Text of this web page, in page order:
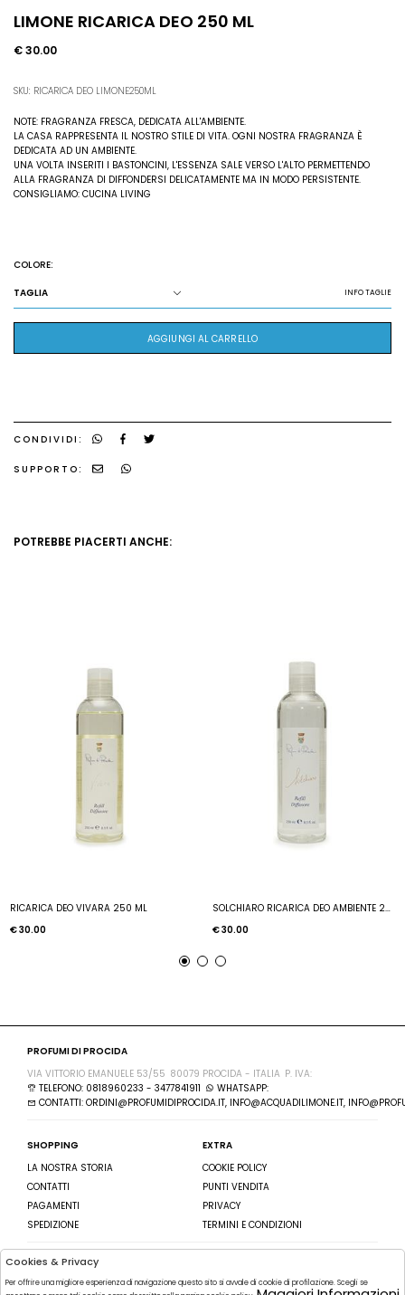
LIMONE RICARICA DEO 250 ML
€ 30.00
SKU: RICARICA DEO LIMONE250ML
NOTE: FRAGRANZA FRESCA, DEDICATA ALL'AMBIENTE.
LA CASA RAPPRESENTA IL NOSTRO STILE DI VITA. OGNI NOSTRA FRAGRANZA È
DEDICATA AD UN AMBIENTE.
UNA VOLTA INSERITI I BASTONCINI, L'ESSENZA SALE VERSO L'ALTO PERMETTENDO
ALLA FRAGRANZA DI DIFFONDERSI DELICATAMENTE MA IN MODO PERSISTENTE.
CONSIGLIAMO: CUCINA LIVING
COLORE:
TAGLIA INFO TAGLIE
AGGIUNGI AL CARRELLO
CONDIVIDI:
SUPPORTO:
POTREBBE PIACERTI ANCHE:
RICARICA DEO VIVARA 250 ML
€ 30.00
SOLCHIARO RICARICA DEO AMBIENTE 250 ML
€ 30.00
PROFUMI DI PROCIDA
VIA VITTORIO EMANUELE 53/55 80079 PROCIDA - ITALIA P. IVA:
TELEFONO: 0818960233 - 3477841911
WHATSAPP:
CONTATTI: ORDINI@PROFUMIDIPROCIDA.IT, INFO@ACQUADILIMONE.IT,
SHOPPING
LA NOSTRA STORIA
CONTATTI
PAGAMENTI
SPEDIZIONE
EXTRA
COOKIE POLICY
PUNTI VENDITA
PRIVACY
TERMINI E CONDIZIONI
SEGUICI SU
FACEBOOK
Cookies & Privacy
Per offrire una migliore esperienza di navigazione questo sito si avvale di cookie di profilazione. Scegli se